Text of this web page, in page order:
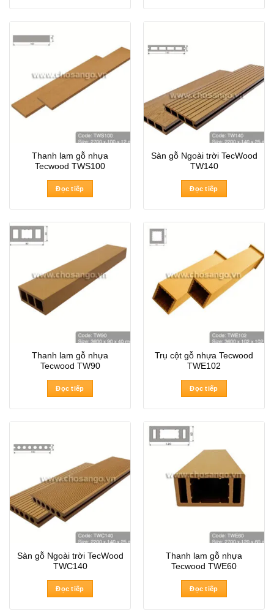
Thanh lam gỗ nhựa
Tecwood TWS100
Đọc tiếp
Sàn gỗ Ngoài trời TecWood
TW140
Đọc tiếp
Thanh lam gỗ nhựa
Tecwood TW90
Đọc tiếp
Trụ cột gỗ nhựa Tecwood
TWE102
Đọc tiếp
Sàn gỗ Ngoài trời TecWood
TWC140
Đọc tiếp
Thanh lam gỗ nhựa
Tecwood TWE60
Đọc tiếp